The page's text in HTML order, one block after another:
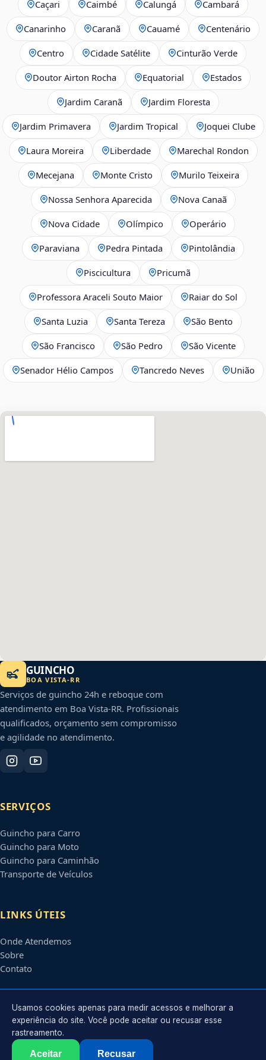
Caçari Caimbé Calungá Cambará
Canarinho Caranã Cauamé Centenário
Centro Cidade Satélite Cinturão Verde
Doutor Airton Rocha Equatorial Estados
Jardim Caranã Jardim Floresta
Jardim Primavera Jardim Tropical Joquei Clube
Laura Moreira Liberdade Marechal Rondon
Mecejana Monte Cristo Murilo Teixeira
Nossa Senhora Aparecida Nova Canaã
Nova Cidade Olímpico Operário
Paraviana Pedra Pintada Pintolândia
Piscicultura Pricumã
Professora Araceli Souto Maior Raiar do Sol
Santa Luzia Santa Tereza São Bento
São Francisco São Pedro São Vicente
Senador Hélio Campos Tancredo Neves União
GUINCHO
BOA VISTA-RR
Serviços de guincho 24h e reboque com
atendimento em Boa Vista-RR. Profissionais
qualificados, orçamento sem compromisso
e agilidade no atendimento.
SERVIÇOS
Guincho para Carro
Guincho para Moto
Guincho para Caminhão
Transporte de Veículos
LINKS ÚTEIS
Onde Atendemos
Sobre
Contato
CONTATO
Atendimento em
contato@guinchosboavista.com.br
Usamos cookies apenas para medir acessos e melhorar a
experiência do site. Você pode aceitar ou recusar esse
rastreamento.
Aceitar Recusar